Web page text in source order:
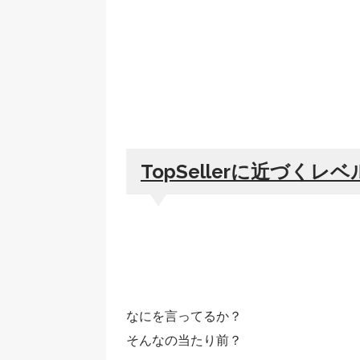
TopSellerに近づくレベ
なにを言ってるか？
そんなの当たり前？